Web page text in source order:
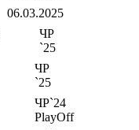
06.03.2025
ЧР
`25
ЧР
`25
ЧР`24
PlayOff